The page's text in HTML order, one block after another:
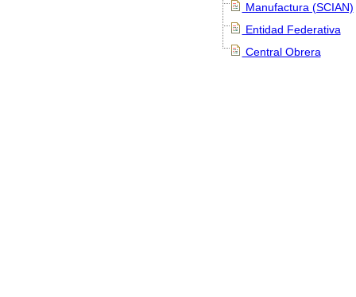
Manufactura (SCIAN)
Entidad Federativa
Central Obrera